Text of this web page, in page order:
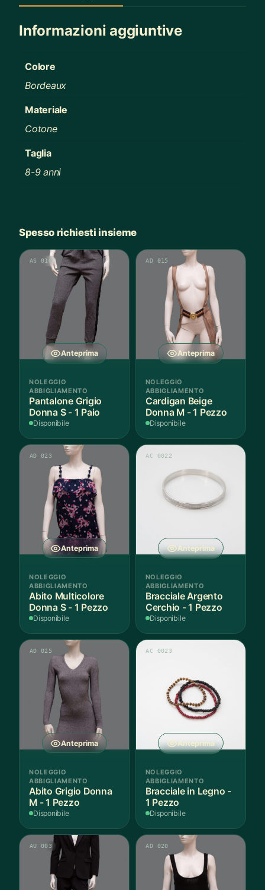
Informazioni aggiuntive
Colore
Bordeaux
Materiale
Cotone
Taglia
8-9 anni
Spesso richiesti insieme
Anteprima
AS 010
NOLEGGIO
ABBIGLIAMENTO
Pantalone Grigio
Donna S - 1 Paio
Disponibile
Anteprima
AD 015
NOLEGGIO
ABBIGLIAMENTO
Cardigan Beige
Donna M - 1 Pezzo
Disponibile
Anteprima
AD 023
NOLEGGIO
ABBIGLIAMENTO
Abito Multicolore
Donna S - 1 Pezzo
Disponibile
Anteprima
AC 0022
NOLEGGIO
ABBIGLIAMENTO
Bracciale Argento
Cerchio - 1 Pezzo
Disponibile
Anteprima
AD 025
NOLEGGIO
ABBIGLIAMENTO
Abito Grigio Donna
M - 1 Pezzo
Disponibile
Anteprima
AC 0023
NOLEGGIO
ABBIGLIAMENTO
Bracciale in Legno -
1 Pezzo
Disponibile
AU 003 AD 020